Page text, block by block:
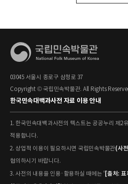
03045 서울시 종로구 삼청로 37
Copyright © 국립민속박물관. All Rights
한국민속대백과사전 자료 이용 안내
1. 한국민속대백과사전의 텍스트는 공공누리 제2
적용합니다.
2. 상업적 이용이 필요하시면 국립민속박물관(사
협의하시기 바랍니다.
3. 사전의 내용을 인용·활용하실 때에는 ' [출처: 표